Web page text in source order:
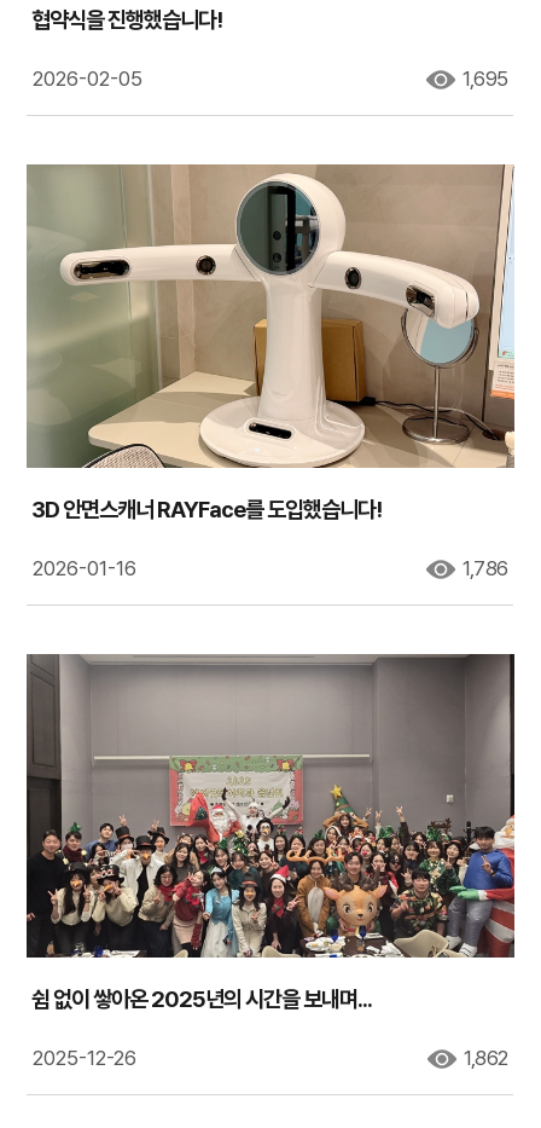
협약식을 진행했습니다!
2026-02-05 1,695
3D 안면스캐너 RAYFace를 도입했습니다!
2026-01-16 1,786
쉼 없이 쌓아온 2025년의 시간을 보내며...
2025-12-26 1,862